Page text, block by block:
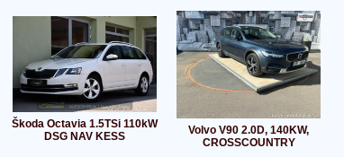
Škoda Octavia 1.5TSi 110kW
DSG NAV KESS
Volvo V90 2.0D, 140KW,
CROSSCOUNTRY